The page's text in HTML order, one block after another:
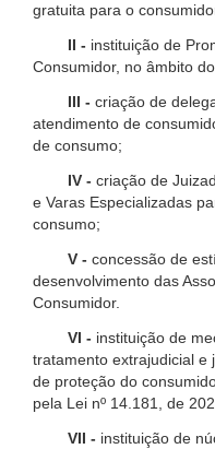
gratuita para o
II - instituição de
Consumidor, no âmbito
III - criação de
atendimento de
de consumo;
IV - criação de
e Varas Especializadas
consumo;
V - concessão de
desenvolvimento das
Consumidor.
VI - instituição de
tratamento extrajudicial e
de proteção do
pela Lei nº 14.181, de
VII - instituição de